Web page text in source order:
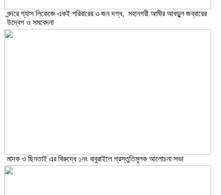
বন্দরে গ্যাস লিকেজে একই পরিবারের ৩ জন দগ্ধ, মহানগরী আমীর আবদুুল জব্বারের
উদ্বেগ ও সমবেদনা
মাদক ও ছিনতাই এর বিরুদ্ধে ১নং বাবুরাইলে প্রস্তুতিমূলক আলোচনা সভা